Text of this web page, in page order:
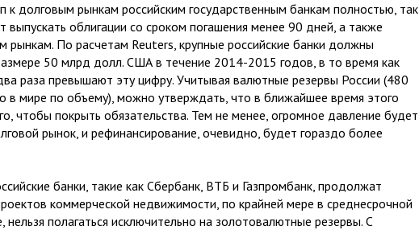
к долговым рынкам российским государственным банкам полностью, так
выпускать облигации со сроком погашения менее 90 дней, а также
рынкам. По расчетам Reuters, крупные российские банки должны
50 млрд долл. США в течение 2014-2015 годов, в то время как
раза превышают эту цифру. Учитывая валютные резервы России (480
мире по объему), можно утверждать, что в ближайшее время этого
чтобы покрыть обязательства. Тем не менее, огромное давление будет
рынок, и рефинансирование, очевидно, будет гораздо более
банки, такие как Сбербанк, ВТБ и Газпромбанк, продолжат
коммерческой недвижимости, по крайней мере в среднесрочной
нельзя полагаться исключительно на золотовалютные резервы. С